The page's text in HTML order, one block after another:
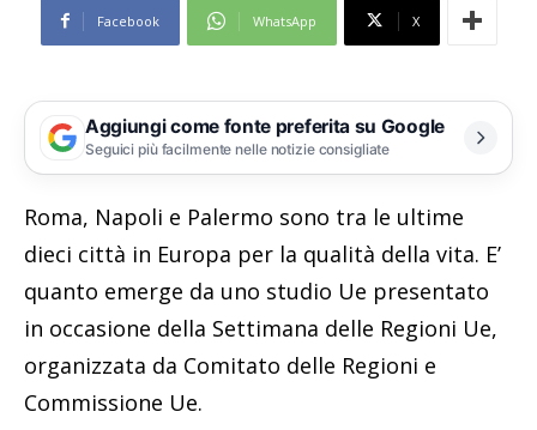
Facebook WhatsApp X
Aggiungi come fonte preferita su Google
Seguici più facilmente nelle notizie consigliate
Roma, Napoli e Palermo sono tra le ultime
dieci città in Europa per la qualità della vita. E’
quanto emerge da uno studio Ue presentato
in occasione della Settimana delle Regioni Ue,
organizzata da Comitato delle Regioni e
Commissione Ue.